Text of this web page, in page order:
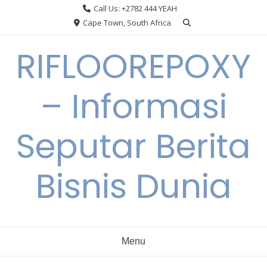
Call Us: +2782 444 YEAH
Cape Town, South Africa
RIFLOOREPOXY
– Informasi
Seputar Berita
Bisnis Dunia
Menu